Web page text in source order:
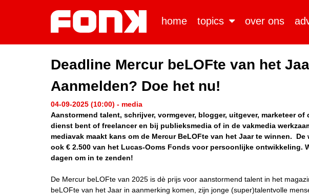
home topics over ons
Deadline Mercur beLOFte van het
Aanmelden? Doe het nu!
04-09-2025 (10:00) - media
Aanstormend talent, schrijver, vormgever, blogger, uitgever, marketeer of
dienst bent of freelancer en bij publieksmedia of in de vakmedia
mediavak maakt kans om de Mercur BeLOFte van het Jaar te winnen.
ook € 2.500 van het Lucas-Ooms Fonds voor persoonlijke ontwikkeling.
dagen om in te zenden!
De Mercur beLOFte van 2025 is dè prijs voor aanstormend talent in het
beLOFte van het Jaar in aanmerking komen, zijn jonge (super)talentvolle